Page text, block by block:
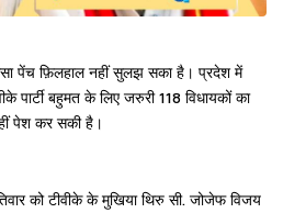
पेंच फ़िलहाल नहीं सुलझ सका है। प्रदेश में
पार्टी बहुमत के लिए जरुरी 118 विधायकों का
पेश कर सकी है।
को टीवीके के मुखिया थिरु सी. जोजेफ विजय